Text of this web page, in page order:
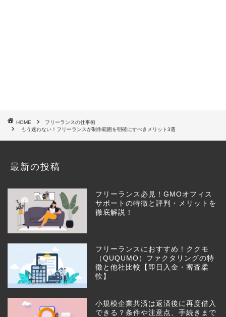
HOME
フリーランスの仕事術
もう迷わない！フリーランスが制作範囲を明確にすべきメリット3選
最新の投稿
フリーランス必見！GMOオフィス
サポートの特徴と評判・メリットを
徹底解説！
フリーランスにおすすめ！ククモ
（QUQUMO）ファクタリングの特
徴と他社比較【即日入金・審査柔
軟】
小規模企業共済は返済後に再度借入
できる？条件や注意点、手続きまで